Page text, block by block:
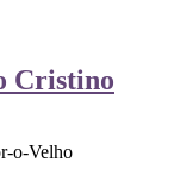
Cristino
o-Velho